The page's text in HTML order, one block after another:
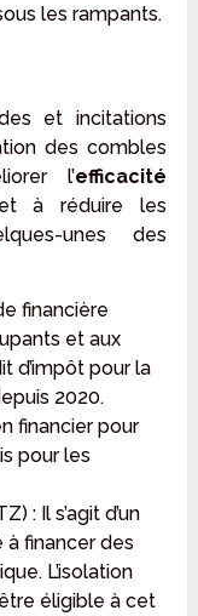
les rampants.
et incitations
des combles
l’efficacité
à réduire les
unes des
financière
et aux
d’impôt pour la
2020.
financier pour
pour les
: Il s’agit d’un
à financer des
L’isolation
éligible à cet